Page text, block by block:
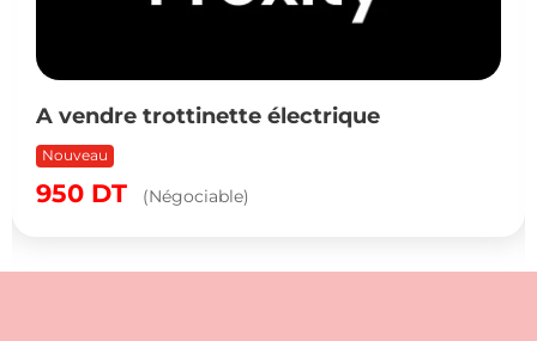
A vendre trottinette électrique
Nouveau
950 DT (Négociable)